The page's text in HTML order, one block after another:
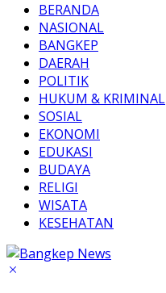
BERANDA
NASIONAL
BANGKEP
DAERAH
POLITIK
HUKUM & KRIMINAL
SOSIAL
EKONOMI
EDUKASI
BUDAYA
RELIGI
WISATA
KESEHATAN